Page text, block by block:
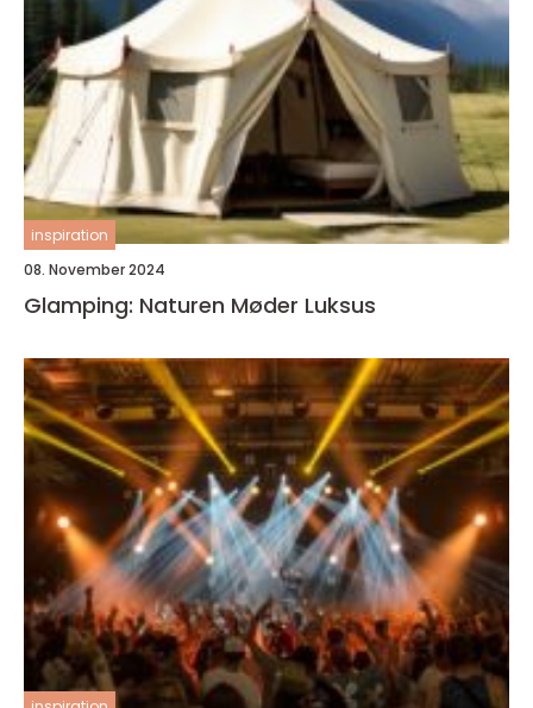
inspiration
08. November 2024
Glamping: Naturen Møder Luksus